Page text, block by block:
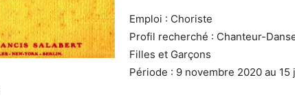
Emploi : Choriste
Profil recherché : Chanteur-
Filles et Garçons
Période : 9 novembre 2020 au 15